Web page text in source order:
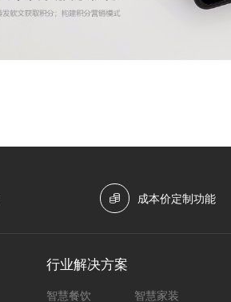
成本价定制功能
行业解决方案
智慧餐饮 智慧家装